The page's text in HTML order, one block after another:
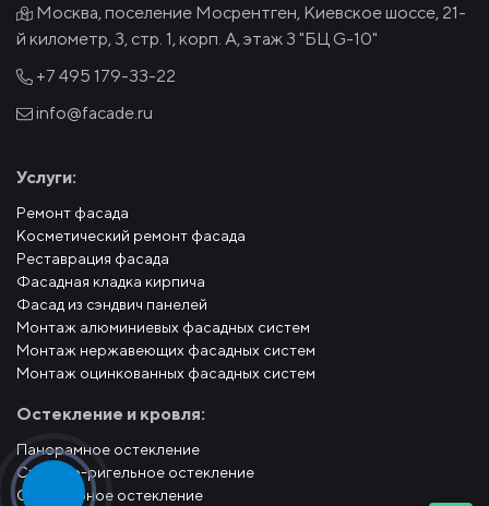
Москва, поселение Мосрентген, Киевское шоссе, 21-
й километр, 3, стр. 1, корп. А, этаж 3 "БЦ G-10"
+7 495 179-33-22
info@facade.ru
Услуги:
Ремонт фасада
Косметический ремонт фасада
Реставрация фасада
Фасадная кладка кирпича
Фасад из сэндвич панелей
Монтаж алюминиевых фасадных систем
Монтаж нержавеющих фасадных систем
Монтаж оцинкованных фасадных систем
Остекление и кровля:
Панорамное остекление
Стоечно-ригельное остекление
Структурное остекление